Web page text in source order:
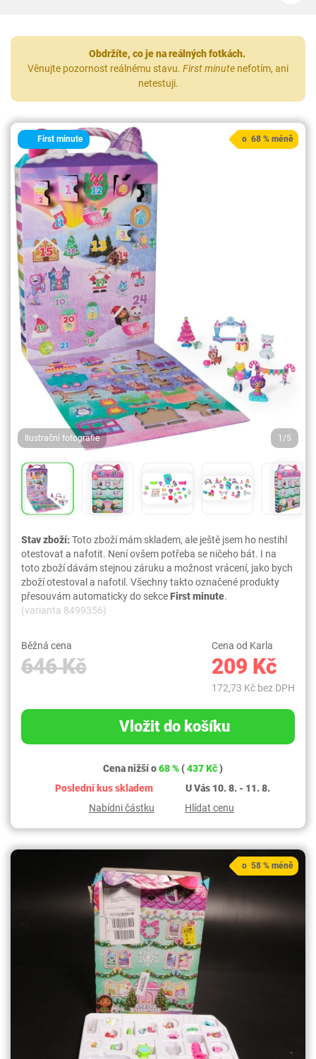
Obdržíte, co je na reálných fotkách.
Věnujte pozornost reálnému stavu. First minute nefotím, ani
netestuji.
First minute
Ilustrační fotografie 1/5
o 68 % méně
Stav zboží:Toto zboží mám skladem, ale ještě jsem ho nestihl
otestovat a nafotit. Není ovšem potřeba se ničeho bát. I na
toto zboží dávám stejnou záruku a možnost vrácení, jako bych
zboží otestoval a nafotil. Všechny takto označené produkty
přesouvám automaticky do sekceFirst minute.
(varianta 8499356)
Běžná cena
646 Kč
Cena od Karla
209 Kč
172,73 Kč bez DPH
Vložit do košíku
Cena nižší o68 %(437 Kč)
Poslední kus skladem
U Vás 10. 8. - 11. 8.
Nabídni částku
Hlídat cenu
o 58 % méně